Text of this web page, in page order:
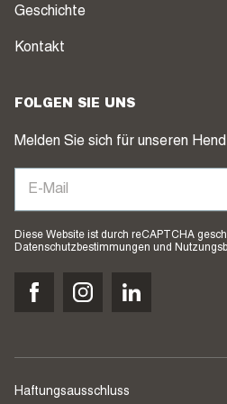
Geschichte
Kontakt
FOLGEN SIE UNS
Melden Sie sich für unseren
Diese Website ist durch reCAPTCHA
Datenschutzbestimmungen und
Haftungsausschluss